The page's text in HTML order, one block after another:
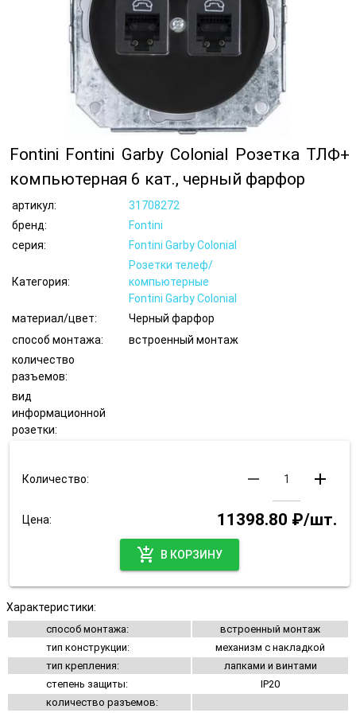
Fontini Fontini Garby Colonial Розетка ТЛФ+
компьютерная 6 кат., черный фарфор
артикул:
31708272
бренд:
Fontini
серия:
Fontini Garby Colonial
Категория:
Розетки телеф/
компьютерные
Fontini Garby Colonial
материал/цвет:
Черный фарфор
способ монтажа:
встроенный монтаж
количество
разъемов:
вид
информационной
розетки:
Количество: remove add
Цена:
11398.80 ₽/шт.
add_shopping_cart
В КОРЗИНУ
Характеристики:
способ монтажа:
встроенный монтаж
тип конструкции:
механизм с накладкой
тип крепления:
лапками и винтами
степень защиты:
IP20
количество разъемов: